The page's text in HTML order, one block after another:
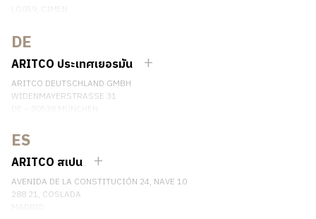
LG059, CIMEN
SHANGHAI, CHINA
EMAIL:INFO.CHINA@ARITCO.COM
เบอร์โทรศัพท์: +86 400 6233 121
ติดต่อเรา
DE
ARITCO ประเทศเยอรมัน
ARITCO DEUTSCHLAND GMBH
WIDENMAYERSTRASSE 31
เบอร์โทรศัพท์: +49 7123 9597272
ติดต่อเรา
ES
ARITCO สเปน
AVENIDA DE LA CONSTITUCIÓN 24, NAVE 10
288 21, COSLADA